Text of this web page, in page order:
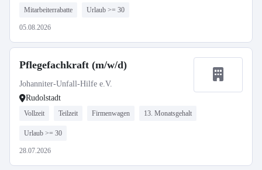
Mitarbeiterrabatte Urlaub >= 30
05.08.2026
Pflegefachkraft (m/w/d)
Johanniter-Unfall-Hilfe e.V.
Rudolstadt
Vollzeit Teilzeit Firmenwagen 13. Monatsgehalt
Urlaub >= 30
28.07.2026